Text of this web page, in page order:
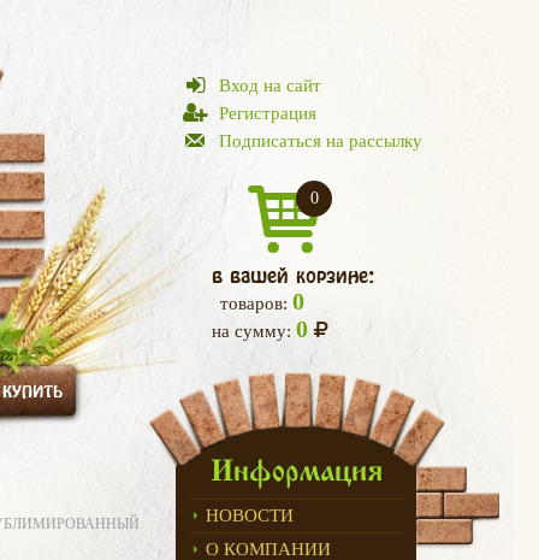
Вход на сайт
Регистрация
Подписаться на рассылку
0
в вашей корзине:
товаров: 0
на сумму: 0
Информация
НОВОСТИ
О КОМПАНИИ